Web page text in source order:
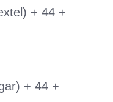
+ 44 +
+ 44 +